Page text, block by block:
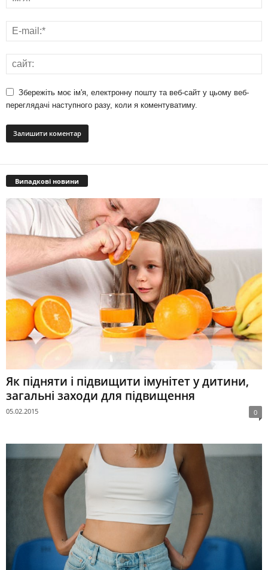
Збережіть моє ім'я, електронну пошту та веб-сайт у цьому веб-
переглядачі наступного разу, коли я коментуватиму.
Випадкові новини
Як підняти і підвищити імунітет у дитини,
загальні заходи для підвищення
05.02.2015 0